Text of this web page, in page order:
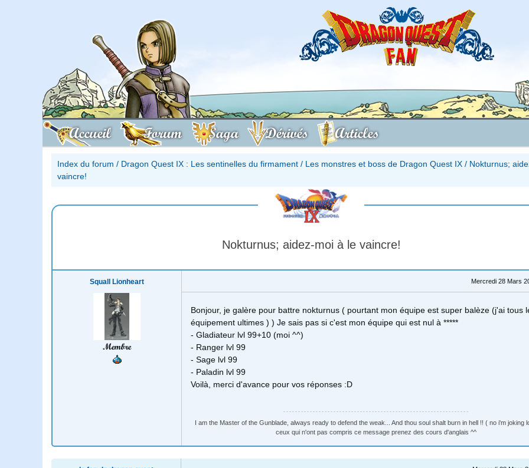
Accueil Forum Saga Dérivés Articles
Index du forum / Dragon Quest IX : Les sentinelles du firmament / Les monstres et boss de Dragon Quest IX / Nokturnus;
vaincre!
Nokturnus; aidez-moi à le vaincre!
Squall Lionheart
Membre
Mercredi 28 Mars
Bonjour, je galère pour battre nokturnus ( pourtant mon équipe est super balèze (j'ai tous
équipement ultimes ) ) Je sais pas si c'est mon équipe qui est nul à *****
- Gladiateur lvl 99+10 (moi ^^)
- Ranger lvl 99
- Sage lvl 99
- Paladin lvl 99
Voilà, merci d'avance pour vos réponses :D
I am the Master of the Gunblade, always ready to defend the weak... And thou soul shalt burn in hell !! ( no i'm joking
ceux qui n'ont pas compris ce message prenez des cours d'anglais ^^